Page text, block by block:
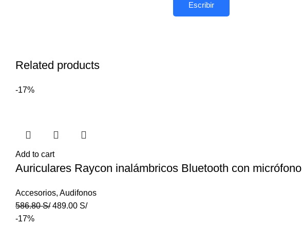
Escribir
Related products
-17%
Add to cart
Auriculares Raycon inalámbricos Bluetooth con micrófono
Accesorios, Audifonos
586.80S/ 489.00 S/
-17%